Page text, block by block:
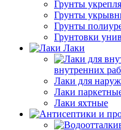
Грунты
Грунты
Грунты
Грунтовки
Лаки
внутренних
Лаки для
Лаки
Лаки яхтные